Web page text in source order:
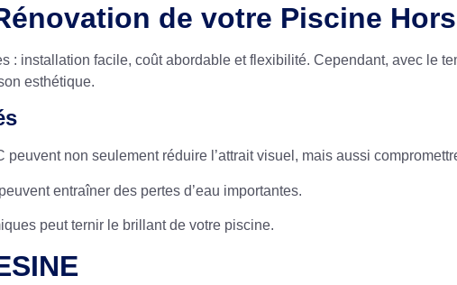
de votre Piscine
: installation facile, coût abordable et flexibilité. Cependant, avec le
esthétique.
peuvent non seulement réduire l’attrait visuel, mais aussi
entraîner des pertes d’eau importantes.
peut ternir le brillant de votre piscine.